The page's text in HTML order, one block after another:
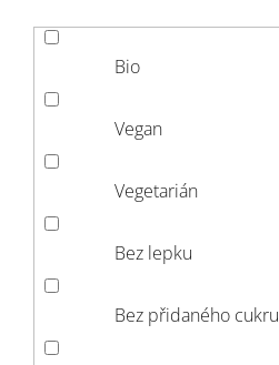
Bio
Vegan
Vegetarián
Bez lepku
Bez přidaného cukru